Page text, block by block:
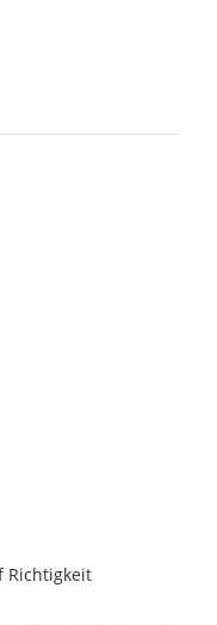
Richtigkeit